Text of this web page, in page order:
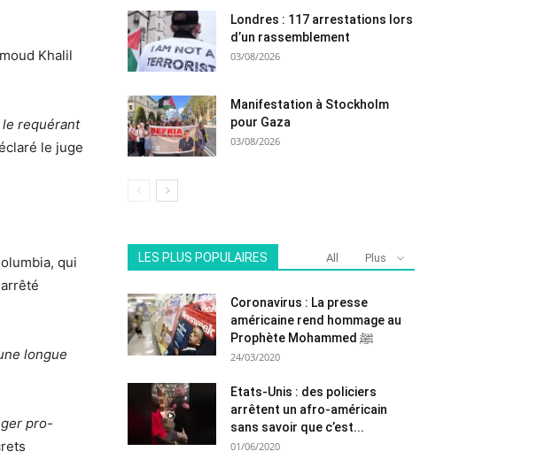
Khalil
requérant
le juge
qui
longue
pro-
Londres : 117 arrestations lors
d’un rassemblement
03/08/2026
Manifestation à Stockholm
pour Gaza
03/08/2026
LES PLUS POPULAIRES All Plus
Coronavirus : La presse
américaine rend hommage au
Prophète Mohammed ﷺ
24/03/2020
Etats-Unis : des policiers
arrêtent un afro-américain
sans savoir que c’est...
01/06/2020